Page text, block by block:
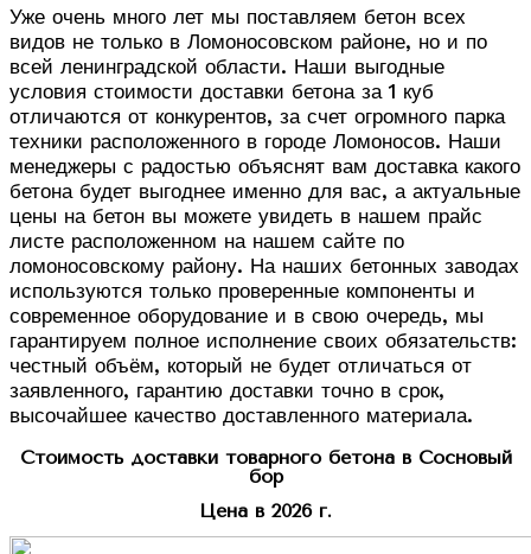
Уже очень много лет мы поставляем бетон всех
видов не только в Ломоносовском районе, но и по
всей ленинградской области. Наши выгодные
условия стоимости доставки бетона за 1 куб
отличаются от конкурентов, за счет огромного парка
техники расположенного в городе Ломоносов. Наши
менеджеры с радостью объяснят вам доставка какого
бетона будет выгоднее именно для вас, а актуальные
цены на бетон вы можете увидеть в нашем прайс
листе расположенном на нашем сайте по
ломоносовскому району. На наших бетонных заводах
используются только проверенные компоненты и
современное оборудование и в свою очередь, мы
гарантируем полное исполнение своих обязательств:
честный объём, который не будет отличаться от
заявленного, гарантию доставки точно в срок,
высочайшее качество доставленного материала.
Стоимость доставки товарного бетона в Сосновый
бор
Цена в 2026 г.